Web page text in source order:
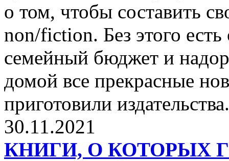
о том, чтобы составить
non/fiction. Без этого есть
семейный бюджет и
домой все прекрасные
приготовили издательства.
30.11.2021
КНИГИ, О КОТОРЫХ